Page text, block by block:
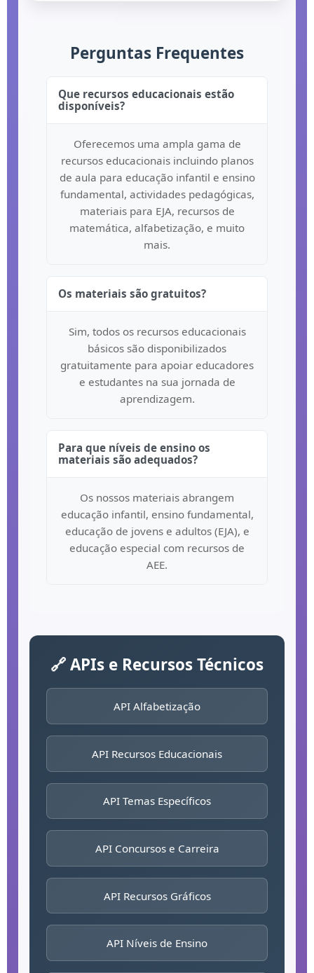
Perguntas Frequentes
Que recursos educacionais estão
disponíveis?
Oferecemos uma ampla gama de
recursos educacionais incluindo planos
de aula para educação infantil e ensino
fundamental, actividades pedagógicas,
materiais para EJA, recursos de
matemática, alfabetização, e muito
mais.
Os materiais são gratuitos?
Sim, todos os recursos educacionais
básicos são disponibilizados
gratuitamente para apoiar educadores
e estudantes na sua jornada de
aprendizagem.
Para que níveis de ensino os
materiais são adequados?
Os nossos materiais abrangem
educação infantil, ensino fundamental,
educação de jovens e adultos (EJA), e
educação especial com recursos de
AEE.
🔗 APIs e Recursos Técnicos
API Alfabetização
API Recursos Educacionais
API Temas Específicos
API Concursos e Carreira
API Recursos Gráficos
API Níveis de Ensino